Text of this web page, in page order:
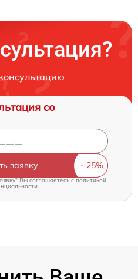
со
заявку
Вы соглашаетесь c политикой